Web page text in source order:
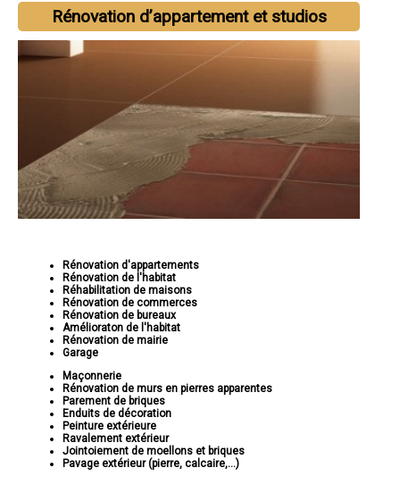
Rénovation d’appartement et studios
Rénovation d'appartements
Rénovation de l'habitat
Réhabilitation de maisons
Rénovation de commerces
Rénovation de bureaux
Amélioraton de l'habitat
Rénovation de mairie
Garage
Maçonnerie
Rénovation de murs en pierres apparentes
Parement de briques
Enduits de décoration
Peinture extérieure
Ravalement extérieur
Jointoiement de moellons et briques
Pavage extérieur (pierre, calcaire,...)